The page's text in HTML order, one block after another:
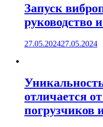
Запуск
руководство
27.05.202427.05.2024
отличается
погрузчиков